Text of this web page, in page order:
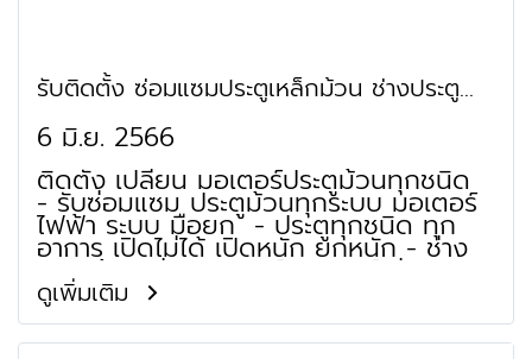
รับติดตั้ง ซ่อมแซมประตูเหล็กม้วน ช่างประตู
ม้วน ธนบุรี ตากสิน
6 มิ.ย. 2566
ติดตั้ง เปลี่ยน มอเตอร์ประตูม้วนทุกชนิด
- รับซ่อมแซม ประตูม้วนทุกระบบ มอเตอร์
ไฟฟ้า ระบบ มือยก - ประตูทุกชนิด ทุก
อาการ เปิดไม่ได้ เปิดหนัก ยกหนัก - ช่าง
ประตูม้วน ซ่อมมอเตอร์ มอเตอร์ไม่ติด
มอเตอร์เสีย เปิดไม่ได้ ร้านประตูม้วน
จำหน่าย ใบประตูม้วน เพลาประตูม้วน เสา
รางประตูม้วน ชุดฐานล่างประตูม้วน กล่อง
ดูเพิ่มเติม